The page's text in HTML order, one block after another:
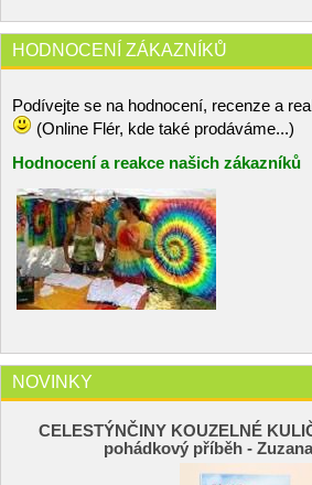
HODNOCENÍ ZÁKAZNÍKŮ
Podívejte se na hodnocení, recenze a
(Online Flér, kde také prodáváme...)
Hodnocení a reakce našich zákazníků
NOVINKY
CELESTÝNČINY KOUZELNÉ
pohádkový příběh -